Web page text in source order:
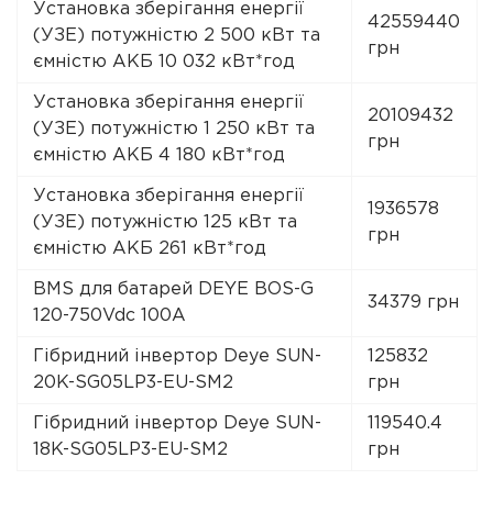
Установка зберігання енергії
(УЗЕ) потужністю 2 500 кВт та
ємністю АКБ 10 032 кВт*год
42559440
грн
Установка зберігання енергії
(УЗЕ) потужністю 1 250 кВт та
ємністю АКБ 4 180 кВт*год
20109432
грн
Установка зберігання енергії
(УЗЕ) потужністю 125 кВт та
ємністю АКБ 261 кВт*год
1936578
грн
BMS для батарей DEYE BOS-G
120-750Vdc 100A
34379 грн
Гібридний інвертор Deye SUN-
20K-SG05LP3-EU-SM2
125832
грн
Гібридний інвертор Deye SUN-
18K-SG05LP3-EU-SM2
119540.4
грн